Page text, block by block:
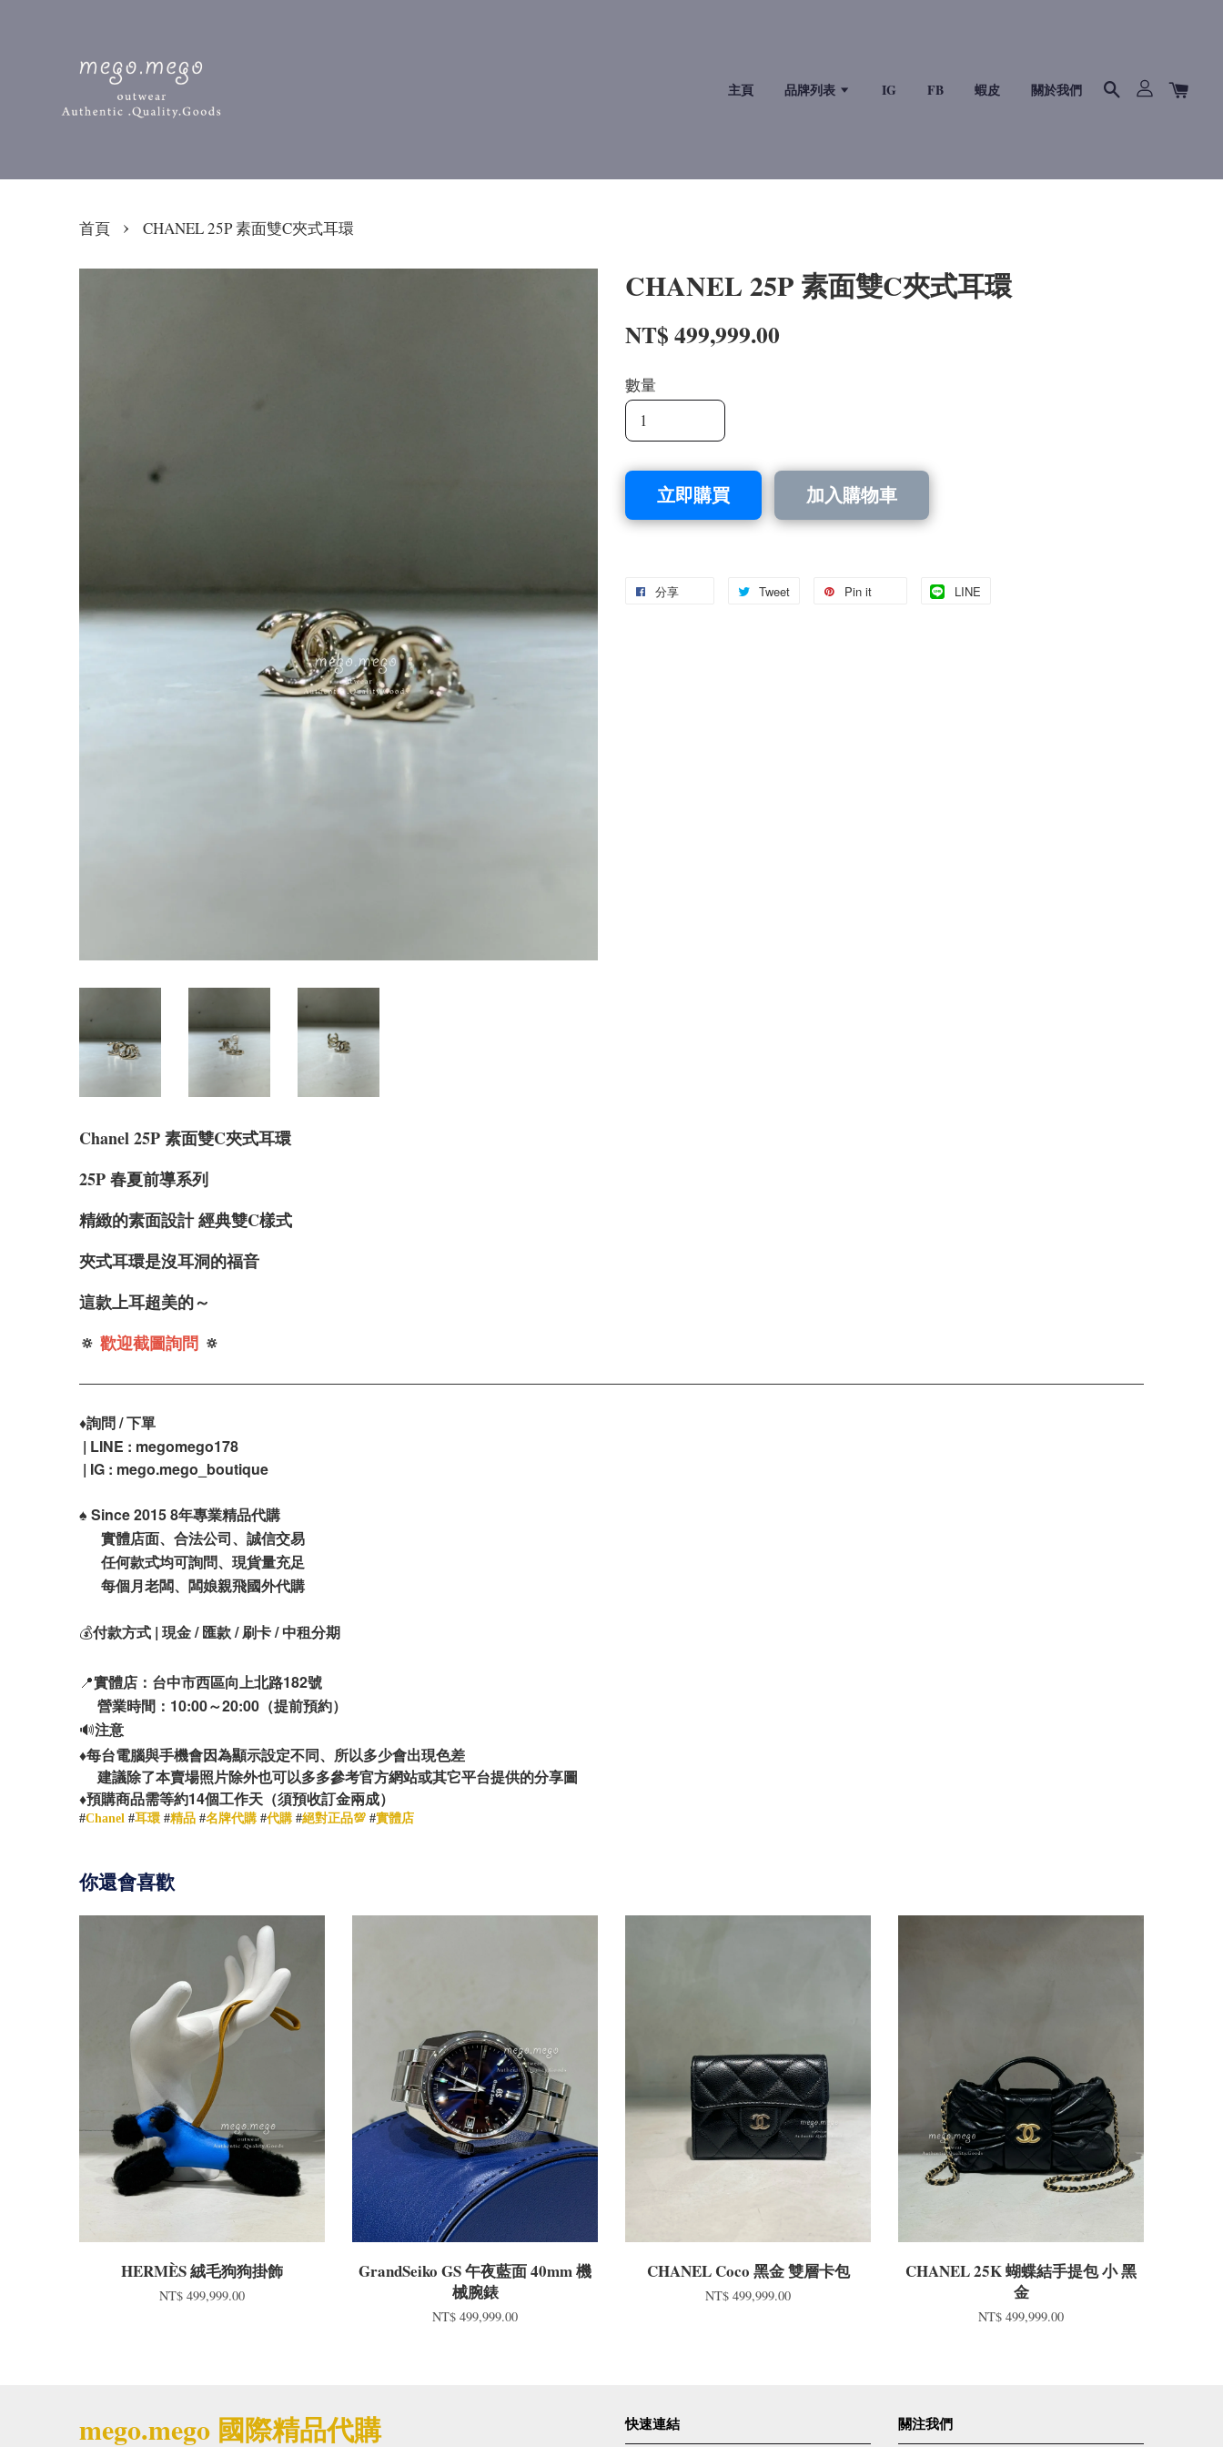
主頁 品牌列表 IG FB 蝦皮 關於我們
首頁 › CHANEL 25P 素面雙C夾式耳環
CHANEL 25P 素面雙C夾式耳環
NT$ 499,999.00
數量
立即購買 加入購物車
分享 Tweet Pin it LINE
Chanel 25P 素面雙C夾式耳環
25P 春夏前導系列
精緻的素面設計 經典雙C樣式
夾式耳環是沒耳洞的福音
這款上耳超美的～
🔅 歡迎截圖詢問 🔅
♦️詢問 / 下單
| LINE : megomego178
| IG : mego.mego_boutique
♠️ Since 2015 8年專業精品代購
實體店面、合法公司、誠信交易
任何款式均可詢問、現貨量充足
每個月老闆、闆娘親飛國外代購
💰付款方式 | 現金 / 匯款 / 刷卡 / 中租分期
📍實體店：台中市西區向上北路182號
營業時間：10:00～20:00（提前預約）
🔊注意
♦️每台電腦與手機會因為顯示設定不同、所以多少會出現色差
建議除了本賣場照片除外也可以多多參考官方網站或其它平台提供的分享圖
♦️預購商品需等約14個工作天（須預收訂金兩成）
#Chanel #耳環 #精品 #名牌代購 #代購 #絕對正品💯 #實體店
你還會喜歡
HERMÈS 絨毛狗狗掛飾
NT$ 499,999.00
GrandSeiko GS 午夜藍面 40mm 機
械腕錶
NT$ 499,999.00
CHANEL Coco 黑金 雙層卡包
NT$ 499,999.00
CHANEL 25K 蝴蝶結手提包 小 黑
金
NT$ 499,999.00
mego.mego 國際精品代購 快速連結 關注我們